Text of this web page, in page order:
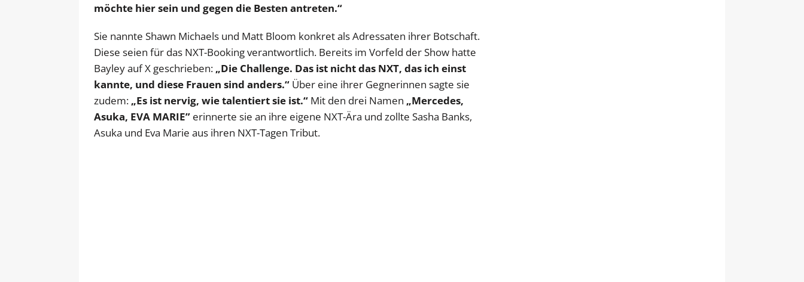
möchte hier sein und gegen die Besten antreten.“
Sie nannte Shawn Michaels und Matt Bloom konkret als Adressaten ihrer Botschaft.
Diese seien für das NXT-Booking verantwortlich. Bereits im Vorfeld der Show hatte
Bayley auf X geschrieben: „Die Challenge. Das ist nicht das NXT, das ich einst
kannte, und diese Frauen sind anders.“ Über eine ihrer Gegnerinnen sagte sie
zudem: „Es ist nervig, wie talentiert sie ist.“ Mit den drei Namen „Mercedes,
Asuka, EVA MARIE” erinnerte sie an ihre eigene NXT-Ära und zollte Sasha Banks,
Asuka und Eva Marie aus ihren NXT-Tagen Tribut.